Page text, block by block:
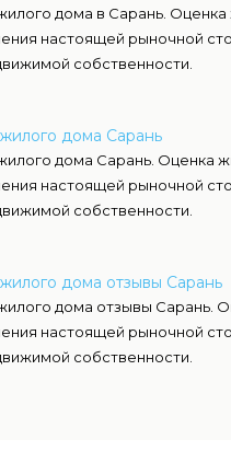
дома в Сарань. Оценка
настоящей рыночной
собственности.
дома Сарань
дома Сарань. Оценка
настоящей рыночной
собственности.
дома отзывы Сарань
дома отзывы Сарань.
настоящей рыночной
собственности.